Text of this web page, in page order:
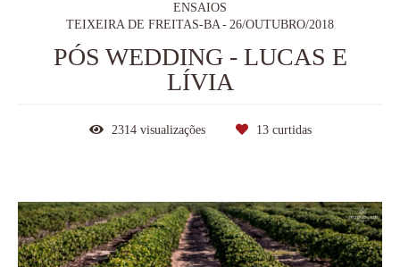
ENSAIOS
TEIXEIRA DE FREITAS-BA
26/OUTUBRO/2018
PÓS WEDDING - LUCAS E
LÍVIA
2314visualizações 13curtidas